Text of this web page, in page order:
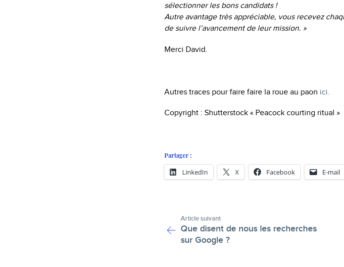
sélectionner les bons candidats !
Autre avantage très appréciable, vous recevez
de suivre l’avancement de leur mission. »
Merci David.
Autres traces pour faire faire la roue au paon ici.
Copyright : Shutterstock « Peacock courting ritual »
Partager :
LinkedIn X Facebook E-mail
Article suivant
Que disent de nous les recherches
sur Google ?